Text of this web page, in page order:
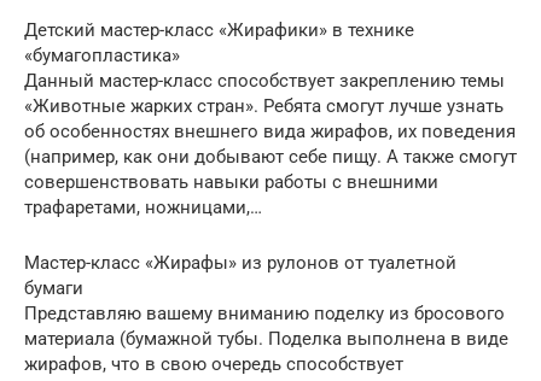
Детский мастер-класс «Жирафики» в технике
«бумагопластика»
Данный мастер-класс способствует закреплению темы
«Животные жарких стран». Ребята смогут лучше узнать
об особенностях внешнего вида жирафов, их поведения
(например, как они добывают себе пищу. А также смогут
совершенствовать навыки работы с внешними
трафаретами, ножницами,…
Мастер-класс «Жирафы» из рулонов от туалетной
бумаги
Представляю вашему вниманию поделку из бросового
материала (бумажной тубы. Поделка выполнена в виде
жирафов, что в свою очередь способствует